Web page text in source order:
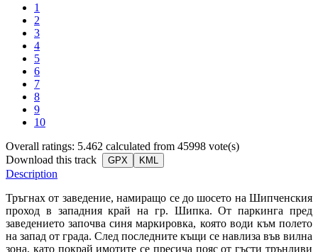
1
2
3
4
5
6
7
8
9
10
Overall ratings: 5.462 calculated from 45998 vote(s)
Download this track
GPX KML
Description
Тръгнах от заведение, намиращо се до шосето на Шипченския
проход в западния край на гр. Шипка. От паркинга пред
заведението започва синя маркировка, която води към полето
на запад от града. След последните къщи се навлиза във вилна
зона, като покрай имотите се пресича пояс от гъсти трънливи